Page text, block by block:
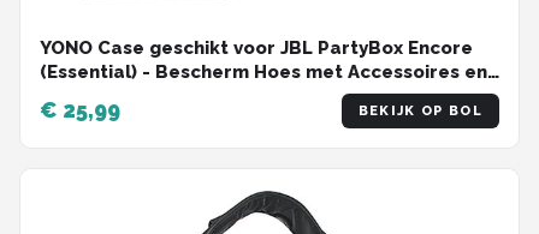
YONO Case geschikt voor JBL PartyBox Encore
(Essential) - Bescherm Hoes met Accessoires en
€ 25,99 BEKIJK OP BOL